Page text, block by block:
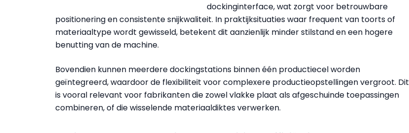
dockinginterface, wat zorgt voor betrouwbare
positionering en consistente snijkwaliteit. In praktijksituaties waar frequent van toorts of
materiaaltype wordt gewisseld, betekent dit aanzienlijk minder stilstand en een hogere
benutting van de machine.
Bovendien kunnen meerdere dockingstations binnen één productiecel worden
geïntegreerd, waardoor de flexibiliteit voor complexere productieopstellingen vergroot. Dit
is vooral relevant voor fabrikanten die zowel vlakke plaat als afgeschuinde toepassingen
combineren, of die wisselende materiaaldiktes verwerken.